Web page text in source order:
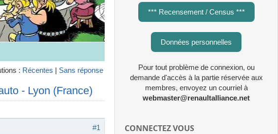
: Récentes | Sans réponse
- Lyon (France)
#1
*** Recensement / Census ***
Données personnelles
Pour tout problème de connexion, ou
demande d'accès à la partie réservée aux
membres, envoyez un courriel à
webmaster@renaultalliance.net
CONNECTEZ VOUS